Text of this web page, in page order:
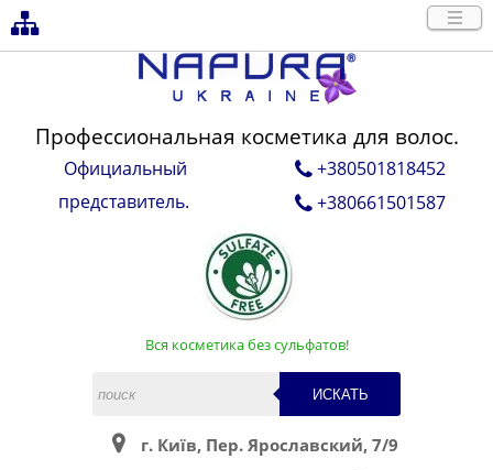
Профессиональная косметика для волос.
Официальный
представитель.
+380501818452
+380661501587
Вся косметика без сульфатов!
ИСКАТЬ
г. Київ, Пер. Ярославский, 7/9